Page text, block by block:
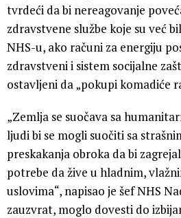
tvrdeći da bi nereagovanje
zdravstvene službe koje su već
NHS-u, ako računi za energiju
zdravstveni i sistem socijalne
ostavljeni da „pokupi komadiće
„Zemlja se suočava sa
ljudi bi se mogli suočiti sa
preskakanja obroka da bi
potrebe da žive u hladnim,
uslovima“, napisao je šef NHS
zauzvrat, moglo dovesti do